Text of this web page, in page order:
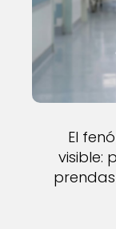
El
visible: